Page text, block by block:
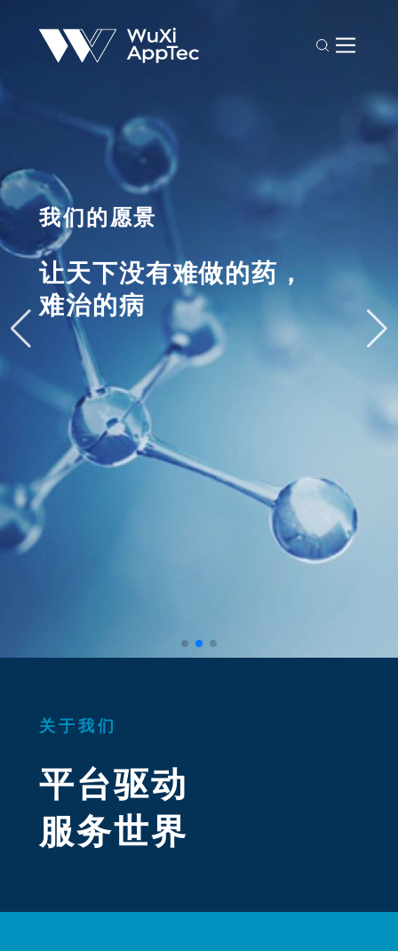
我们的愿景
让天下没有难做的药，
难治的病
关于我们
平台驱动
服务世界